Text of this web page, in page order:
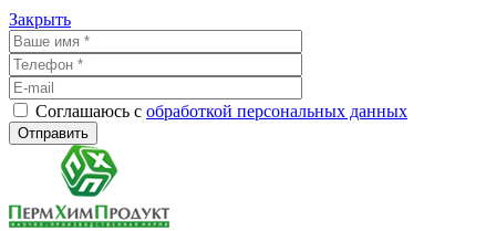
Закрыть
Соглашаюсь с обработкой персональных данных